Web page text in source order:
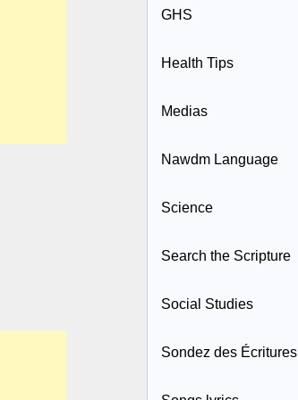
GHS
Health Tips
Medias
Nawdm Language
Science
Search the Scripture
Social Studies
Sondez des Écritures